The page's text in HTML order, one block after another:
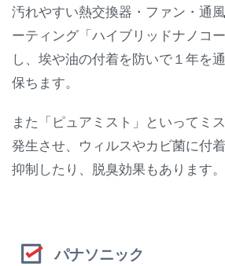
汚れやすい熱交換器・ファン・通
ーティング「ハイブリッドナノコ
し、埃や油の付着を防いで１年を
保ちます。
また「ピュアミスト」といってミ
発生させ、ウィルスやカビ菌に付
抑制したり、脱臭効果もあります。
パナソニック